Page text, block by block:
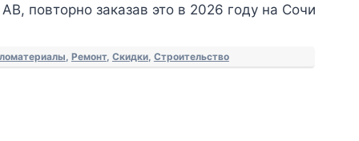
повторно заказав это в 2026 году на Сочи
Ремонт, Скидки, Строительство